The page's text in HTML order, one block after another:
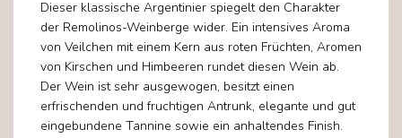
Dieser klassische Argentinier spiegelt den Charakter
der Remolinos-Weinberge wider. Ein intensives Aroma
von Veilchen mit einem Kern aus roten Früchten, Aromen
von Kirschen und Himbeeren rundet diesen Wein ab.
Der Wein ist sehr ausgewogen, besitzt einen
erfrischenden und fruchtigen Antrunk, elegante und gut
eingebundene Tannine sowie ein anhaltendes Finish.